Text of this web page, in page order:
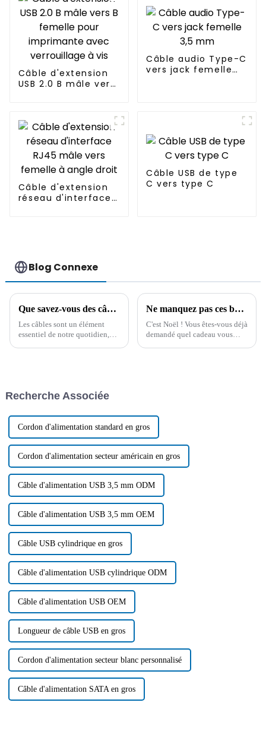
Câble d'extension
USB 2.0 B mâle vers
Câble audio Type-C
vers jack femelle
Câble d'extension
réseau d'interface
Câble USB de type
C vers type C
Blog Connexe
Que savez-vous des câbles ? Une compréhension approfondie des câbles !
Les câbles sont un élément
essentiel de notre quotidien,
maintien de la modernité...
Ne manquez pas ces bons articles comme cadeau de Noël !
C'est Noël ! Vous êtes-vous déjà
demandé quel cadeau vous
Recherche Associée
Cordon d'alimentation standard en gros
Cordon d'alimentation secteur américain en gros
Câble d'alimentation USB 3,5 mm ODM
Câble d'alimentation USB 3,5 mm OEM
Câble USB cylindrique en gros
Câble d'alimentation USB cylindrique ODM
Câble d'alimentation USB OEM
Longueur de câble USB en gros
Cordon d'alimentation secteur blanc personnalisé
Câble d'alimentation SATA en gros